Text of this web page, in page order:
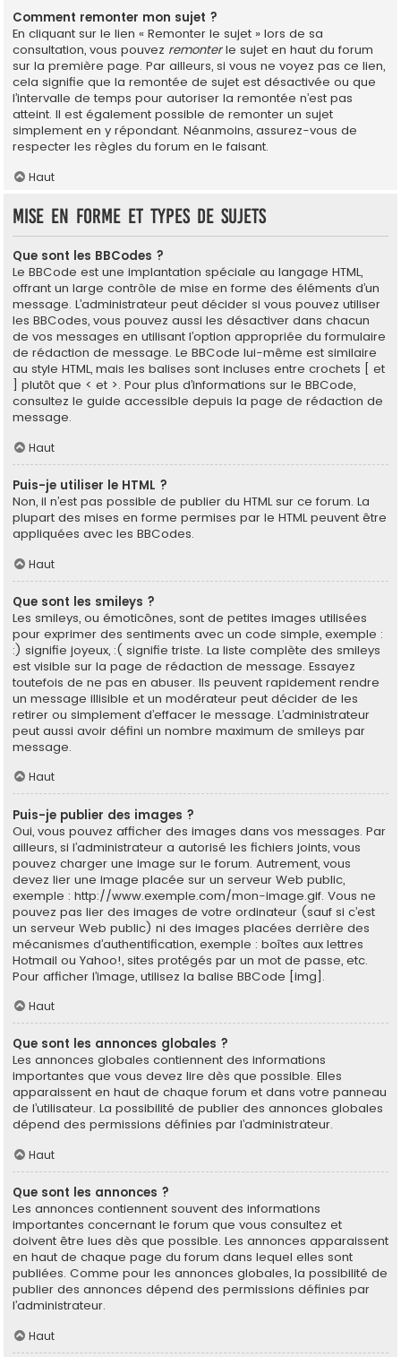
Comment remonter mon sujet ?
En cliquant sur le lien « Remonter le sujet » lors de sa
consultation, vous pouvez remonterle sujet en haut du forum
sur la première page. Par ailleurs, si vous ne voyez pas ce lien,
cela signifie que la remontée de sujet est désactivée ou que
l’intervalle de temps pour autoriser la remontée n’est pas
atteint. Il est également possible de remonter un sujet
simplement en y répondant. Néanmoins, assurez-vous de
respecter les règles du forum en le faisant.
Haut
Mise en forme et types de sujets
Que sont les BBCodes ?
Le BBCode est une implantation spéciale au langage HTML,
offrant un large contrôle de mise en forme des éléments d’un
message. L’administrateur peut décider si vous pouvez utiliser
les BBCodes, vous pouvez aussi les désactiver dans chacun
de vos messages en utilisant l’option appropriée du formulaire
de rédaction de message. Le BBCode lui-même est similaire
au style HTML, mais les balises sont incluses entre crochets [ et
] plutôt que < et >. Pour plus d’informations sur le BBCode,
consultez le guide accessible depuis la page de rédaction de
message.
Haut
Puis-je utiliser le HTML ?
Non, il n’est pas possible de publier du HTML sur ce forum. La
plupart des mises en forme permises par le HTML peuvent être
appliquées avec les BBCodes.
Haut
Que sont les smileys ?
Les smileys, ou émoticônes, sont de petites images utilisées
pour exprimer des sentiments avec un code simple, exemple :
:) signifie joyeux, :( signifie triste. La liste complète des smileys
est visible sur la page de rédaction de message. Essayez
toutefois de ne pas en abuser. Ils peuvent rapidement rendre
un message illisible et un modérateur peut décider de les
retirer ou simplement d’effacer le message. L’administrateur
peut aussi avoir défini un nombre maximum de smileys par
message.
Haut
Puis-je publier des images ?
Oui, vous pouvez afficher des images dans vos messages. Par
ailleurs, si l’administrateur a autorisé les fichiers joints, vous
pouvez charger une image sur le forum. Autrement, vous
devez lier une image placée sur un serveur Web public,
exemple : http://www.exemple.com/mon-image.gif. Vous ne
pouvez pas lier des images de votre ordinateur (sauf si c’est
un serveur Web public) ni des images placées derrière des
mécanismes d’authentification, exemple : boîtes aux lettres
Hotmail ou Yahoo!, sites protégés par un mot de passe, etc.
Pour afficher l’image, utilisez la balise BBCode [img].
Haut
Que sont les annonces globales ?
Les annonces globales contiennent des informations
importantes que vous devez lire dès que possible. Elles
apparaissent en haut de chaque forum et dans votre panneau
de l’utilisateur. La possibilité de publier des annonces globales
dépend des permissions définies par l’administrateur.
Haut
Que sont les annonces ?
Les annonces contiennent souvent des informations
importantes concernant le forum que vous consultez et
doivent être lues dès que possible. Les annonces apparaissent
en haut de chaque page du forum dans lequel elles sont
publiées. Comme pour les annonces globales, la possibilité de
publier des annonces dépend des permissions définies par
l’administrateur.
Haut